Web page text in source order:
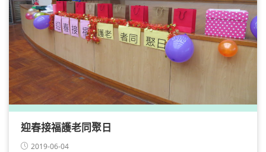
迎春接福護老同聚日
2019-06-04